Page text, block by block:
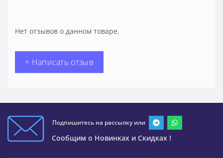
Нет отзывов о данном товаре.
+ Написать отзыв
Подпишитесь на рассылку или
Сообщим о Новинках и Скидках !